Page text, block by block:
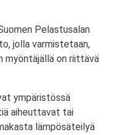
Pelastusalan
jolla varmistetaan,
on riittävä
ympäristössä
aiheuttavat tai
lämpösäteilyä